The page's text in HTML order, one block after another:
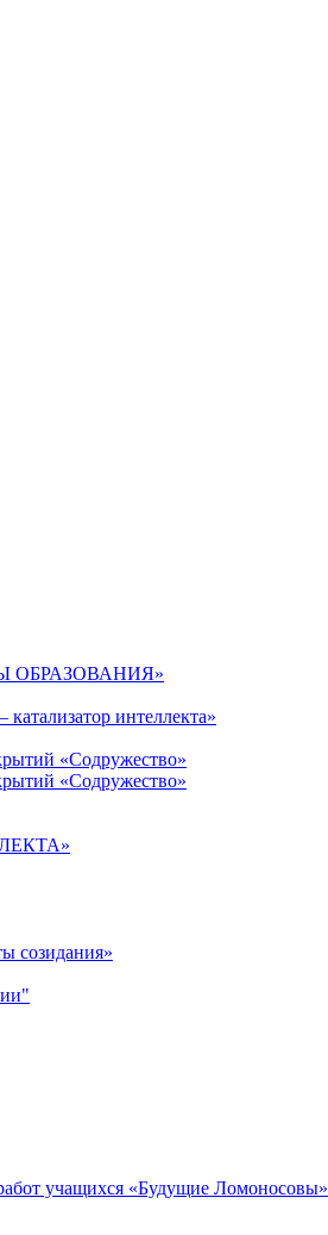
ОБРАЗОВАНИЯ»
интеллекта»
«Содружество»
«Содружество»
созидания»
учащихся «Будущие Ломоносовы»